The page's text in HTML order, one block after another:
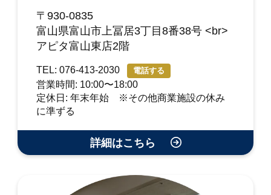
〒930-0835
富山県富山市上冨居3丁目8番38号 <br>
アピタ富山東店2階
TEL: 076-413-2030 電話する
営業時間: 10:00〜18:00
定休日: 年末年始 ※その他商業施設の休み
に準ずる
詳細はこちら